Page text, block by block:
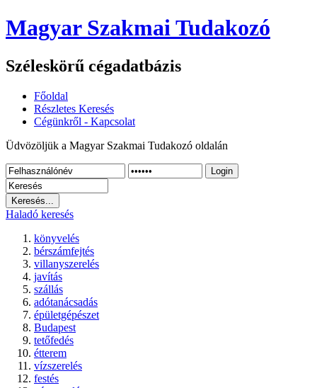
Magyar Szakmai Tudakozó
Széleskörű cégadatbázis
Főoldal
Részletes Keresés
Cégünkről - Kapcsolat
Üdvözöljük a Magyar Szakmai Tudakozó oldalán
Login
Haladó keresés
könyvelés
bérszámfejtés
villanyszerelés
javítás
szállás
adótanácsadás
épületgépészet
Budapest
tetőfedés
étterem
vízszerelés
festés